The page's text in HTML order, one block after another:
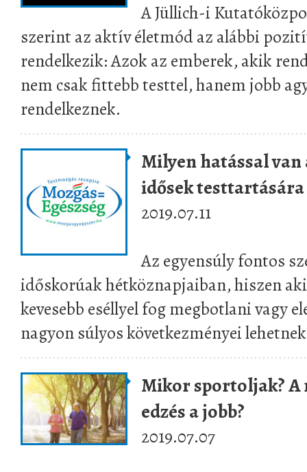
A Jüllich-i
szerint az aktív életmód az alábbi
rendelkezik: Azok az emberek, akik
nem csak fittebb testtel, hanem jobb
rendelkeznek.
Milyen hatással van
idősek testtartására
2019.07.11
Az egyensúly fontos
időskorúak hétköznapjaiban, hiszen
kevesebb eséllyel fog megbotlani vagy
nagyon súlyos következményei
Mikor sportoljak? A
edzés a jobb?
2019.07.07